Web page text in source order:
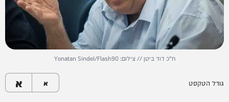
ח"כ דוד ביטן // צילום: Yonatan Sindel/Flash90
גודל הטקסט א א